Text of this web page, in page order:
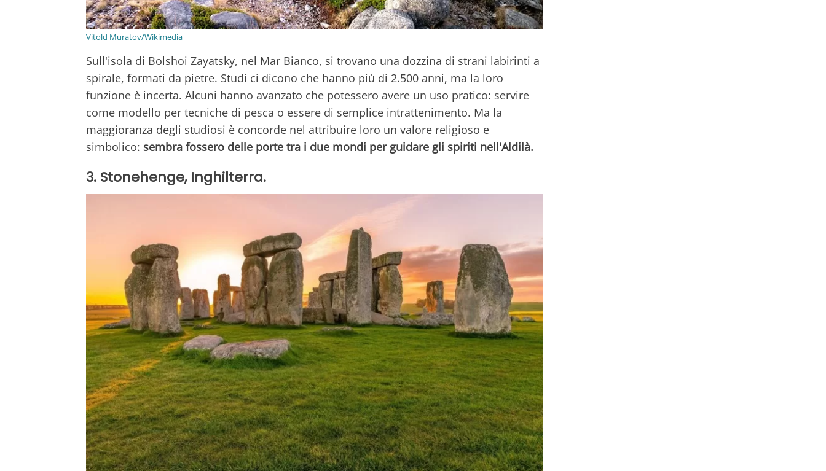
Vitold Muratov/Wikimedia
Sull'isola di Bolshoi Zayatsky, nel Mar Bianco, si trovano una dozzina di strani labirinti a
spirale, formati da pietre. Studi ci dicono che hanno più di 2.500 anni, ma la loro
funzione è incerta. Alcuni hanno avanzato che potessero avere un uso pratico: servire
come modello per tecniche di pesca o essere di semplice intrattenimento. Ma la
maggioranza degli studiosi è concorde nel attribuire loro un valore religioso e
simbolico: sembra fossero delle porte tra i due mondi per guidare gli spiriti nell'Aldilà.
3. Stonehenge, Inghilterra.